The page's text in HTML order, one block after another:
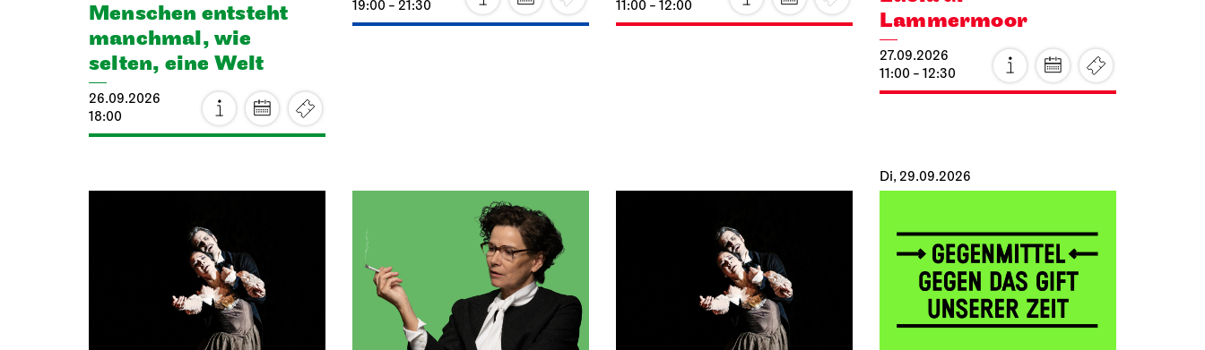
Menschen ent­steht
manch­mal, wie
selten, eine Welt
26.09.2026
18:00
19:00 - 21:30
11:00 - 12:00
Lammermoor
27.09.2026
11:00 - 12:30
Di, 29.09.2026